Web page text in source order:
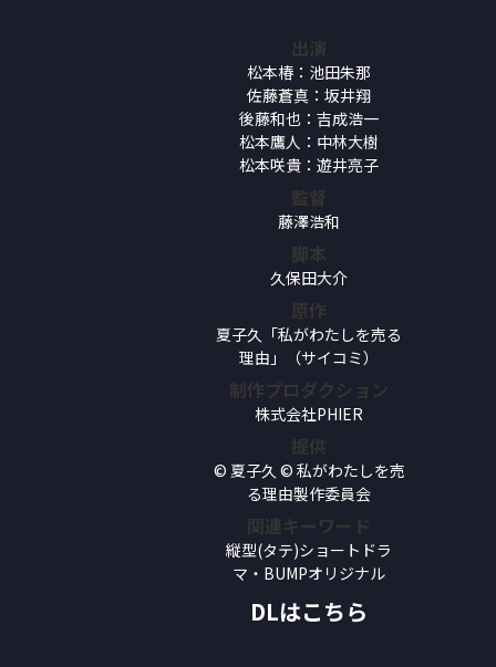
出演
松本椿：池田朱那
佐藤蒼真：坂井翔
後藤和也：吉成浩一
松本鷹人：中林大樹
松本咲貴：遊井亮子
監督
藤澤浩和
脚本
久保田大介
原作
夏子久「私がわたしを売る
理由」（サイコミ）
制作プロダクション
株式会社PHIER
提供
© 夏子久 © 私がわたしを売
る理由製作委員会
関連キーワード
縦型(タテ)ショートドラ
マ・BUMPオリジナル
DLはこちら